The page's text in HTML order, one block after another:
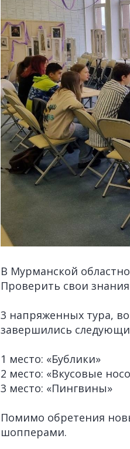
В Мурманской
Проверить свои
3 напряженных тура,
завершились
1 место: «Бублики»
2 место: «Вкусовые
3 место: «Пингвины»
Помимо обретения
шопперами.